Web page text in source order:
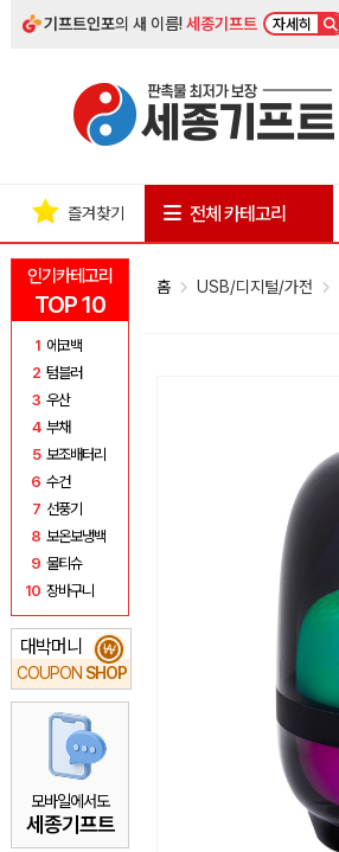
기프트인포의 새 이름!세종기프트 자세히
인기카테고리
TOP 10
1 에코백
2 텀블러
3 우산
4 부채
5 보조배터리
6 수건
7 선풍기
8 보온보냉백
9 물티슈
10 장바구니
대박머니
COUPON SHOP
₩
모바일에서도
세종기프트
즐겨찾기 전체 카테고리
홈 USB/디지털/가전